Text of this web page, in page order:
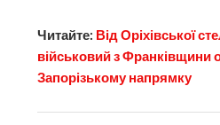
Читайте: Від Оріхівської
військовий з Франківщини
Запорізькому напрямку